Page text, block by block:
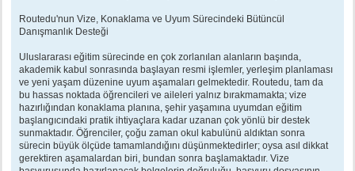
Routedu'nun Vize, Konaklama ve Uyum Sürecindeki Bütüncül
Danışmanlık Desteği
Uluslararası eğitim sürecinde en çok zorlanılan alanların başında,
akademik kabul sonrasında başlayan resmi işlemler, yerleşim planlaması
ve yeni yaşam düzenine uyum aşamaları gelmektedir. Routedu, tam da
bu hassas noktada öğrencileri ve aileleri yalnız bırakmamakta; vize
hazırlığından konaklama planına, şehir yaşamına uyumdan eğitim
başlangıcındaki pratik ihtiyaçlara kadar uzanan çok yönlü bir destek
sunmaktadır. Öğrenciler, çoğu zaman okul kabulünü aldıktan sonra
sürecin büyük ölçüde tamamlandığını düşünmektedirler; oysa asıl dikkat
gerektiren aşamalardan biri, bundan sonra başlamaktadır. Vize